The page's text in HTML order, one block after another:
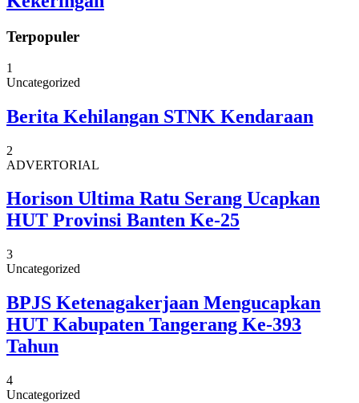
Terpopuler
1
Uncategorized
Berita Kehilangan STNK Kendaraan
2
ADVERTORIAL
Horison Ultima Ratu Serang Ucapkan
HUT Provinsi Banten Ke-25
3
Uncategorized
BPJS Ketenagakerjaan Mengucapkan
HUT Kabupaten Tangerang Ke-393
Tahun
4
Uncategorized